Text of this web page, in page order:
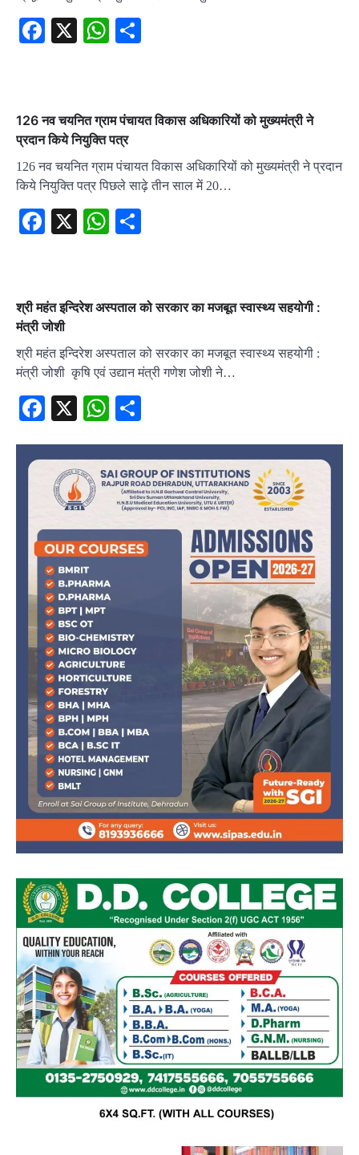
Facebook
X WhatsApp
126 नव चयनित ग्राम पंचायत विकास अधिकारियों को मुख्यमंत्री ने
प्रदान किये नियुक्ति पत्र
126 नव चयनित ग्राम पंचायत विकास अधिकारियों को मुख्यमंत्री ने प्रदान
किये नियुक्ति पत्र पिछले साढ़े तीन साल में 20…
Facebook
X WhatsApp
श्री महंत इन्दिरेश अस्पताल को सरकार का मजबूत स्वास्थ्य सहयोगी :
मंत्री जोशी
श्री महंत इन्दिरेश अस्पताल को सरकार का मजबूत स्वास्थ्य सहयोगी :
मंत्री जोशी कृषि एवं उद्यान मंत्री गणेश जोशी ने…
Facebook
X WhatsApp